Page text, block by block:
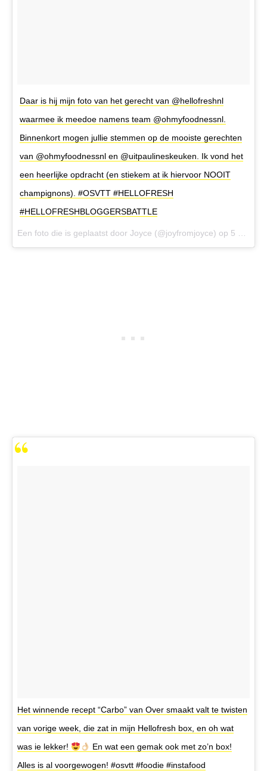
Daar is hij mijn foto van het gerecht van @hellofreshnl
waarmee ik meedoe namens team @ohmyfoodnessnl.
Binnenkort mogen jullie stemmen op de mooiste gerechten
van @ohmyfoodnessnl en @uitpaulineskeuken. Ik vond het
een heerlijke opdracht (en stiekem at ik hiervoor NOOIT
champignons). #OSVTT #HELLOFRESH
#HELLOFRESHBLOGGERSBATTLE
Een foto die is geplaatst door Joyce (@joyfromjoyce) op 5 Sep 2016 om 10:15 PDT
Het winnende recept “Carbo” van Over smaakt valt te twisten
van vorige week, die zat in mijn Hellofresh box, en oh wat
was ie lekker!
En wat een gemak ook met zo’n box!
Alles is al voorgewogen! #osvtt #foodie #instafood